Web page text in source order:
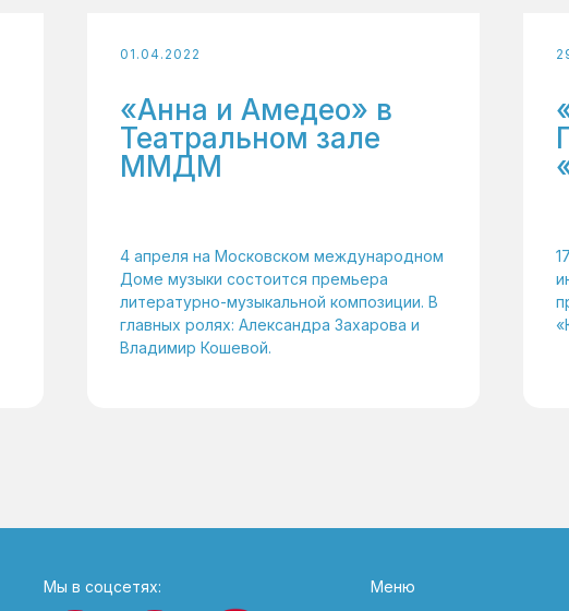
01.04.2022
«Анна и Амедео» в
Театральном зале
ММДМ
4 апреля на Московском международном
Доме музыки состоится премьера
литературно-музыкальной композиции. В
главных ролях: Александра Захарова и
Владимир Кошевой.
Мы в соцсетях: Меню